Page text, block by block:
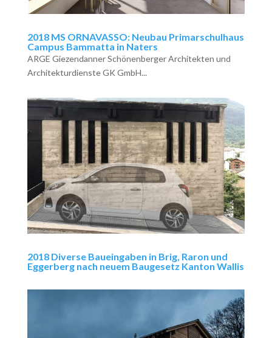
2018 MS ORNAVASSO: Neubau Primarschulhaus
Campus Bammatta in Naters
ARGE Giezendanner Schönenberger Architekten und
Architekturdienste GK GmbH...
2018 Diverse Baueingaben in Brig, Raron und
Eggerberg nach neuem Baugesetz Kanton Wallis